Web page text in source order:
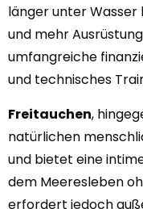
länger unter
und mehr
umfangreiche
und technisches
Freitauchen,
natürlichen
und bietet eine
dem Meeresleben
erfordert jedoch